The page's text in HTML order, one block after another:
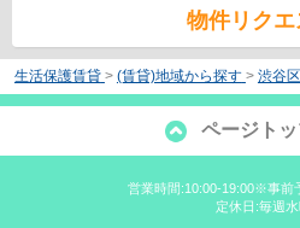
物件リクエ
生活保護賃貸 > (賃貸)地域から探す > 渋谷区
ページト
営業時間:10:00-19:00※事前
定休日:毎週水